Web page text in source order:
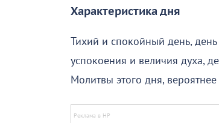
Характеристика дня
Тихий и спокойный день,
успокоения и величия духа,
Молитвы этого дня,